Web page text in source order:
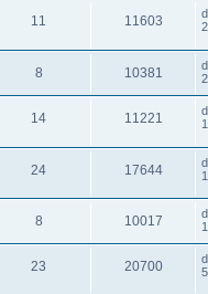
11 11603
8 10381
14 11221
24 17644
8 10017
23 20700